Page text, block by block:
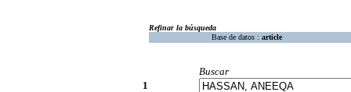
Refinar la búsqueda
Base de datos : article
Buscar
1